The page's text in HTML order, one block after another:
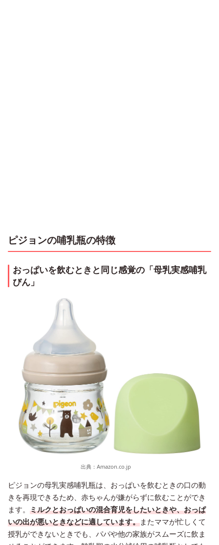
ピジョンの哺乳瓶の特徴
おっぱいを飲むときと同じ感覚の「母乳実感哺乳
びん」
出典： Amazon.co.jp
ピジョンの母乳実感哺乳瓶は、おっぱいを飲むときの口の動
きを再現できるため、赤ちゃんが嫌がらずに飲むことができ
ます。 ミルクとおっぱいの混合育児をしたいときや、おっぱ
いの出が悪いときなどに適しています。またママが忙しくて
授乳ができないときでも、パパや他の家族がスムーズに飲ま